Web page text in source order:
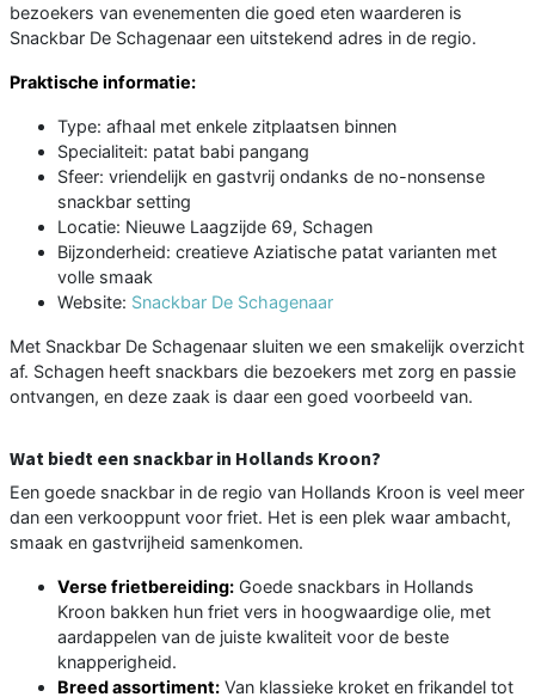
bezoekers van evenementen die goed eten waarderen is
Snackbar De Schagenaar een uitstekend adres in de regio.
Praktische informatie:
Type: afhaal met enkele zitplaatsen binnen
Specialiteit: patat babi pangang
Sfeer: vriendelijk en gastvrij ondanks de no-nonsense
snackbar setting
Locatie: Nieuwe Laagzijde 69, Schagen
Bijzonderheid: creatieve Aziatische patat varianten met
volle smaak
Website: Snackbar De Schagenaar
Met Snackbar De Schagenaar sluiten we een smakelijk overzicht
af. Schagen heeft snackbars die bezoekers met zorg en passie
ontvangen, en deze zaak is daar een goed voorbeeld van.
Wat biedt een snackbar in Hollands Kroon?
Een goede snackbar in de regio van Hollands Kroon is veel meer
dan een verkooppunt voor friet. Het is een plek waar ambacht,
smaak en gastvrijheid samenkomen.
Verse frietbereiding: Goede snackbars in Hollands
Kroon bakken hun friet vers in hoogwaardige olie, met
aardappelen van de juiste kwaliteit voor de beste
knapperigheid.
Breed assortiment: Van klassieke kroket en frikandel tot